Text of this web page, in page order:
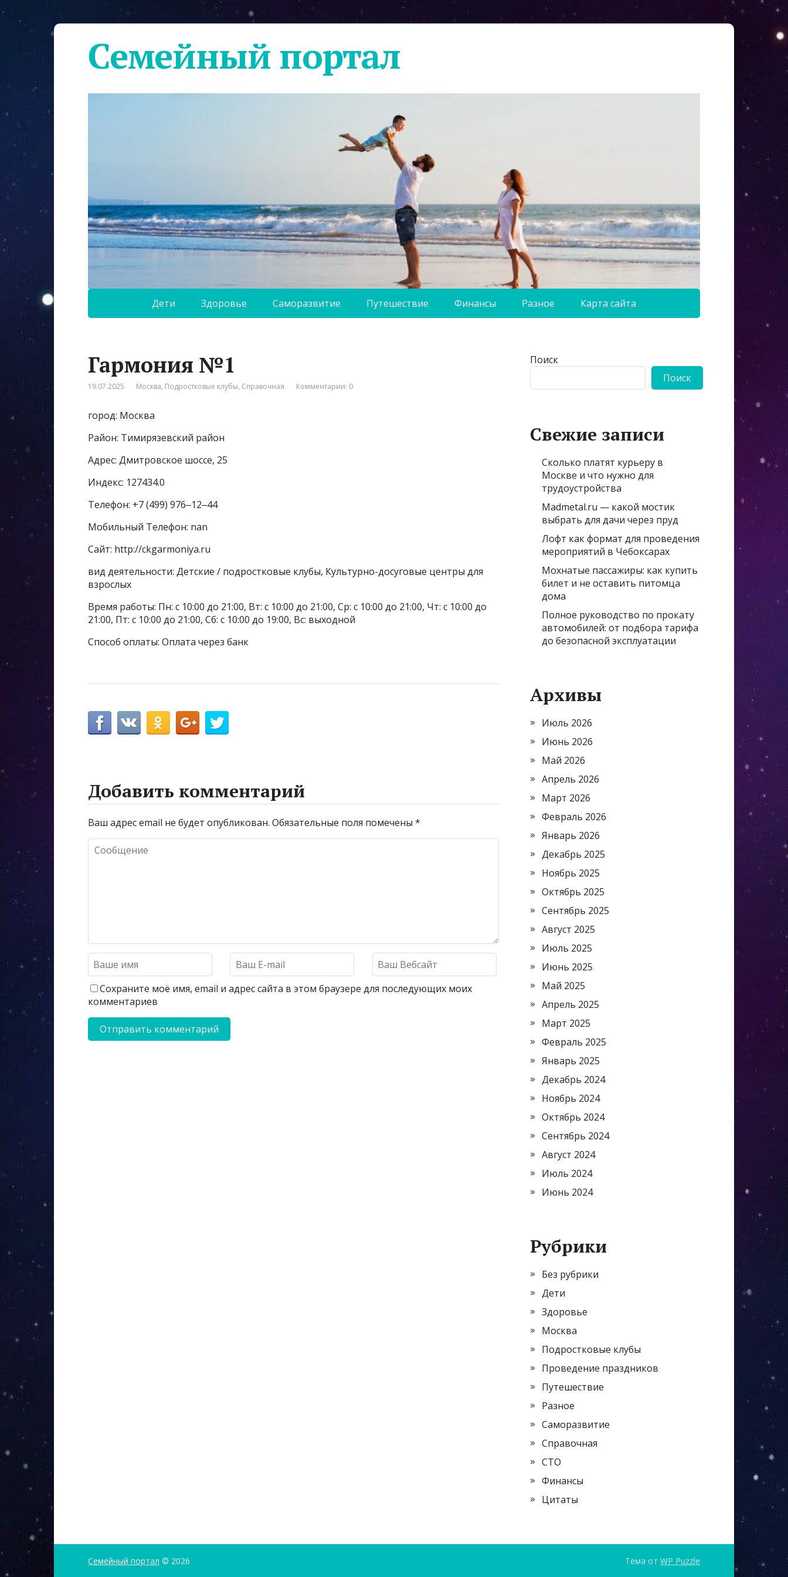
Семейный портал
Дети Здоровье Саморазвитие Путешествие Финансы Разное Карта сайта
Гармония №1
19.07.2025 Москва, Подростковые клубы, Справочная Комментарии: 0
город: Москва
Район: Тимирязевский район
Адрес: Дмитровское шоссе, 25
Индекс: 127434.0
Телефон: +7 (499) 976‒12‒44
Мобильный Телефон: nan
Сайт: http://ckgarmoniya.ru
вид деятельности: Детские / подростковые клубы, Культурно-досуговые центры для
взрослых
Время работы: Пн: с 10:00 до 21:00, Вт: с 10:00 до 21:00, Ср: с 10:00 до 21:00, Чт: с 10:00 до
21:00, Пт: с 10:00 до 21:00, Сб: с 10:00 до 19:00, Вс: выходной
Способ оплаты: Оплата через банк
Добавить комментарий
Ваш адрес email не будет опубликован. Обязательные поля помечены *
Сохраните моё имя, email и адрес сайта в этом браузере для последующих моих
комментариев
Поиск
Поиск
Свежие записи
Сколько платят курьеру в
Москве и что нужно для
трудоустройства
Madmetal.ru — какой мостик
выбрать для дачи через пруд
Лофт как формат для проведения
мероприятий в Чебоксарах
Мохнатые пассажиры: как купить
билет и не оставить питомца
дома
Полное руководство по прокату
автомобилей: от подбора тарифа
до безопасной эксплуатации
Архивы
Июль 2026
Июнь 2026
Май 2026
Апрель 2026
Март 2026
Февраль 2026
Январь 2026
Декабрь 2025
Ноябрь 2025
Октябрь 2025
Сентябрь 2025
Август 2025
Июль 2025
Июнь 2025
Май 2025
Апрель 2025
Март 2025
Февраль 2025
Январь 2025
Декабрь 2024
Ноябрь 2024
Октябрь 2024
Сентябрь 2024
Август 2024
Июль 2024
Июнь 2024
Рубрики
Без рубрики
Дети
Здоровье
Москва
Подростковые клубы
Проведение праздников
Путешествие
Разное
Саморазвитие
Справочная
СТО
Финансы
Цитаты
Семейный портал © 2026 Тема от WP Puzzle